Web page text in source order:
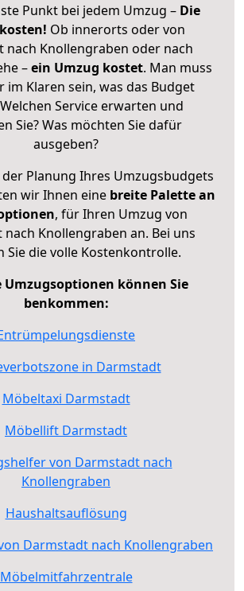
Punkt bei jedem Umzug – Die
Ob innerorts oder von
nach Knollengraben oder nach
–ein Umzug kostet. Man muss
im Klaren sein, was das Budget
Service erwarten und
Sie? Was möchten Sie dafür
ausgeben?
Planung Ihres Umzugsbudgets
wir Ihnen eine breite Palette an
, für Ihren Umzug von
Knollengraben an. Bei uns
Sie die volle Kostenkontrolle.
Umzugsoptionen können Sie
benkommen:
in Darmstadt
Möbeltaxi Darmstadt
Möbellift Darmstadt
von Darmstadt nach
Knollengraben
Haushaltsauflösung
Darmstadt nach Knollengraben
Möbelmitfahrzentrale